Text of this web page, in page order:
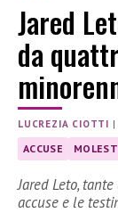
Jared
da
LUCREZIA CIOTTI
ACCUSE
Jared Leto,
accuse e le